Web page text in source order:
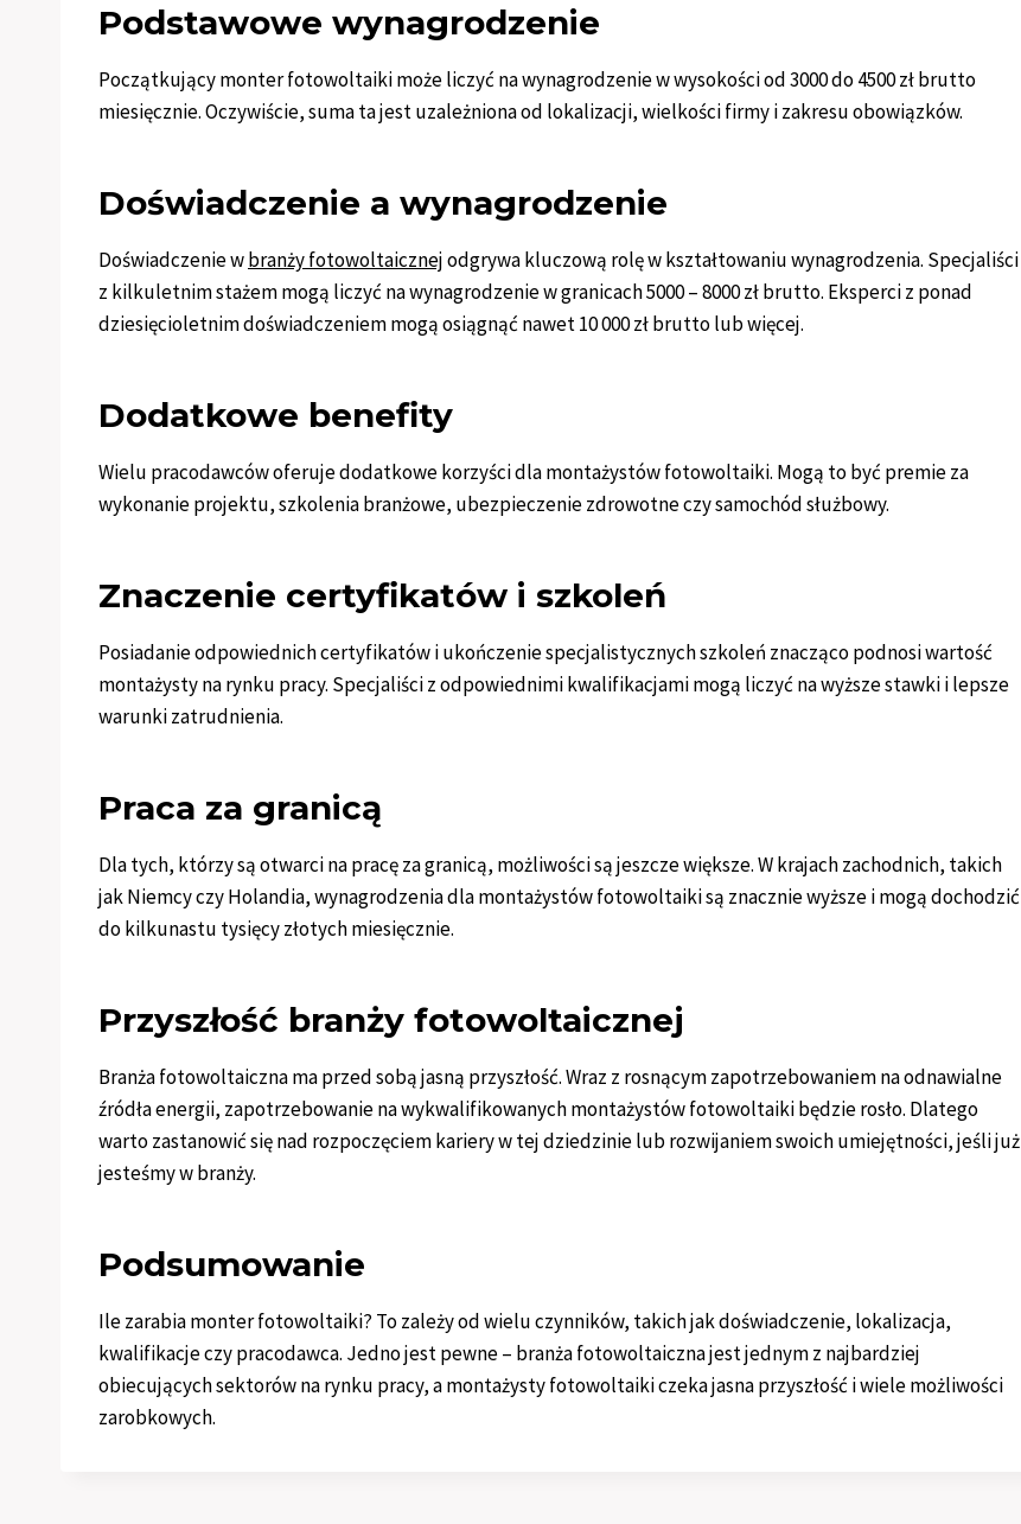
Podstawowe wynagrodzenie
Początkujący monter fotowoltaiki może liczyć na wynagrodzenie w wysokości od 3000 do 4500 zł brutto
miesięcznie. Oczywiście, suma ta jest uzależniona od lokalizacji, wielkości firmy i zakresu obowiązków.
Doświadczenie a wynagrodzenie
Doświadczenie wbranży fotowoltaicznejodgrywa kluczową rolę w kształtowaniu wynagrodzenia. Specjaliści
z kilkuletnim stażem mogą liczyć na wynagrodzenie w granicach 5000 – 8000 zł brutto. Eksperci z ponad
dziesięcioletnim doświadczeniem mogą osiągnąć nawet 10 000 zł brutto lub więcej.
Dodatkowe benefity
Wielu pracodawców oferuje dodatkowe korzyści dla montażystów fotowoltaiki. Mogą to być premie za
wykonanie projektu, szkolenia branżowe, ubezpieczenie zdrowotne czy samochód służbowy.
Znaczenie certyfikatów i szkoleń
Posiadanie odpowiednich certyfikatów i ukończenie specjalistycznych szkoleń znacząco podnosi wartość
montażysty na rynku pracy. Specjaliści z odpowiednimi kwalifikacjami mogą liczyć na wyższe stawki i lepsze
warunki zatrudnienia.
Praca za granicą
Dla tych, którzy są otwarci na pracę za granicą, możliwości są jeszcze większe. W krajach zachodnich, takich
jak Niemcy czy Holandia, wynagrodzenia dla montażystów fotowoltaiki są znacznie wyższe i mogą dochodzić
do kilkunastu tysięcy złotych miesięcznie.
Przyszłość branży fotowoltaicznej
Branża fotowoltaiczna ma przed sobą jasną przyszłość. Wraz z rosnącym zapotrzebowaniem na odnawialne
źródła energii, zapotrzebowanie na wykwalifikowanych montażystów fotowoltaiki będzie rosło. Dlatego
warto zastanowić się nad rozpoczęciem kariery w tej dziedzinie lub rozwijaniem swoich umiejętności, jeśli już
jesteśmy w branży.
Podsumowanie
Ile zarabia monter fotowoltaiki? To zależy od wielu czynników, takich jak doświadczenie, lokalizacja,
kwalifikacje czy pracodawca. Jedno jest pewne – branża fotowoltaiczna jest jednym z najbardziej
obiecujących sektorów na rynku pracy, a montażysty fotowoltaiki czeka jasna przyszłość i wiele możliwości
zarobkowych.